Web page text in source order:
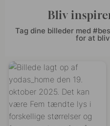
Bliv
Tag dine billeder med
for at